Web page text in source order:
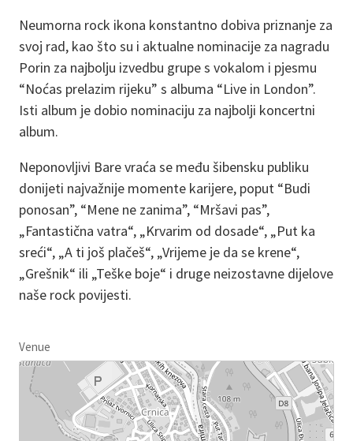
Neumorna rock ikona konstantno dobiva priznanje za
svoj rad, kao što su i aktualne nominacije za nagradu
Porin za najbolju izvedbu grupe s vokalom i pjesmu
“Noćas prelazim rijeku” s albuma “Live in London”.
Isti album je dobio nominaciju za najbolji koncertni
album.
Neponovljivi Bare vraća se među šibensku publiku
donijeti najvažnije momente karijere, poput “Budi
ponosan”, “Mene ne zanima”, “Mršavi pas”,
„Fantastična vatra“, „Krvarim od dosade“, „Put ka
sreći“, „A ti još plačeš“, „Vrijeme je da se krene“,
„Grešnik“ ili „Teške boje“ i druge neizostavne dijelove
naše rock povijesti.
Venue